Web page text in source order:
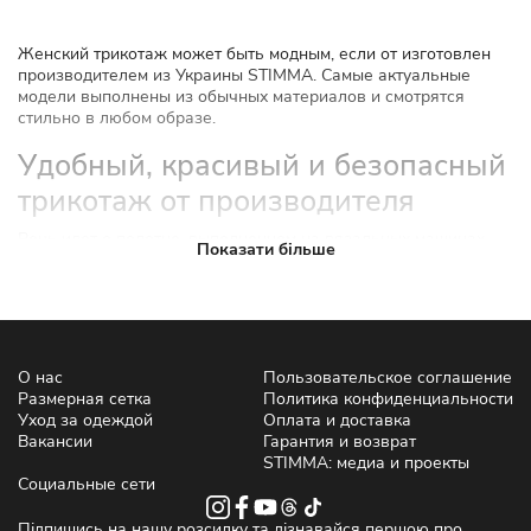
Женский трикотаж может быть модным, если от изготовлен
производителем из Украины STIMMA. Самые актуальные
модели выполнены из обычных материалов и смотрятся
стильно в любом образе.
Удобный, красивый и безопасный
трикотаж от производителя
Речь идет о полотне, выполненном на вязальных машинах.
Чтобы купить женский трикотаж качественного производства,
время.
Трикотажная мода
Когда-то ошибочно полагали, что трикотаж — это одежда для
бедных женщин, поэтому ее избегали при создании своего
образа. Сейчас отношение к тканям поменялось. В гардеробе
украинок появилось много стильных и модных вещей.
Нательный трикотаж для
Показати більше
О нас
Размерная сетка
Уход за одеждой
Вакансии
Пользовательское соглашение
Политика конфиденциальности
Оплата и доставка
Гарантия и возврат
STIMMA: медиа и проекты
Социальные сети